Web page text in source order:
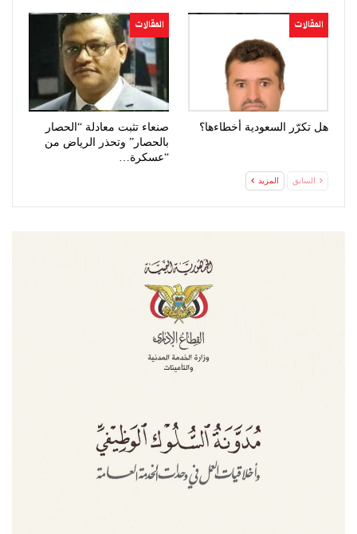
المقالات
هل تكرّر السعودية أخطاءها؟
المقالات
صنعاء تثبت معادلة “الحصار
بالحصار” وتحذر الرياض من
“عسكرة…
السابق المزيد